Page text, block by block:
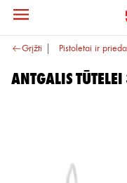
Grįžti
įrankiai Pistoletai ir
ANTGALIS